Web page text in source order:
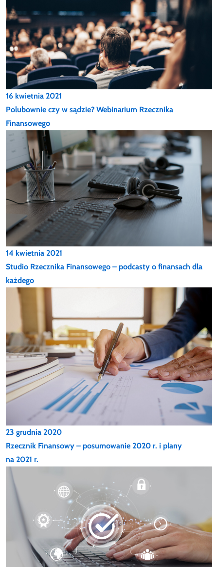
16 kwietnia 2021
Polubownie czy w sądzie? Webinarium Rzecznika
Finansowego
14 kwietnia 2021
Studio Rzecznika Finansowego – podcasty o finansach dla
każdego
23 grudnia 2020
Rzecznik Finansowy – posumowanie 2020 r. i plany
na 2021 r.